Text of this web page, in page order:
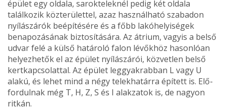
épület egy olda­la, sarokteleknél pedig két oldala
találkozik közterülettel, azaz használható szabadon
nyílászárók be­építésére és a főbb lakóhelyiségek
benapozásának biztosítására. Az át­rium, vagyis a belső
udvar felé a külső határoló falon lévőkhöz hasonlóan
helyezhetők el az épület nyílászárói, közvetlen belső
kert­kapcsolattal. Az épület leggyakrab­ban L vagy U
alakú, és lehet mind a négy telekhatárra épített is. Elő­
fordulnak még T, H, Z, S és I alak­zatok is, de nagyon
ritkán.